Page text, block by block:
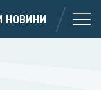
НОВИНИ